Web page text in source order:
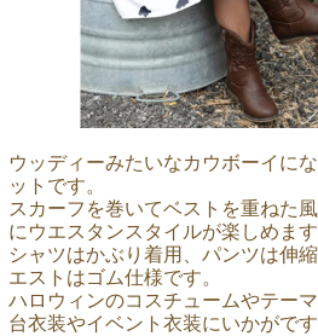
ウッディーみたいなカウボーイに
ットです。
スカーフを巻いてベストを重ねた
にウエスタンスタイルが楽しめます
シャツはかぶり着用、パンツは伸
エストはゴム仕様です。
ハロウィンのコスチュームやテー
台衣装やイベント衣装にいかがです